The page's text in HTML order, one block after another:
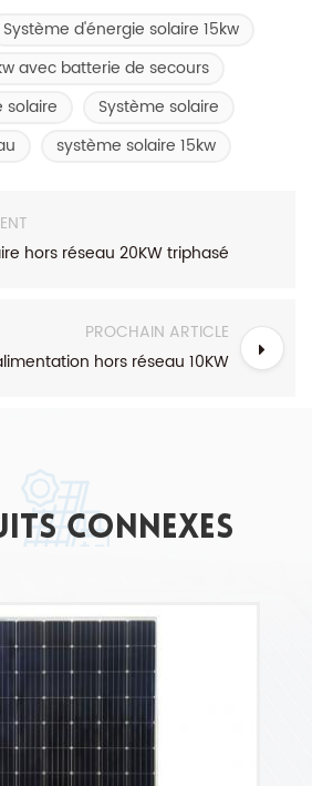
Système d'énergie solaire 15kw
avec batterie de secours
solaire
Système solaire
système solaire 15kw
hors réseau 20KW triphasé
PROCHAIN ARTICLE
hors réseau 10KW
connexes